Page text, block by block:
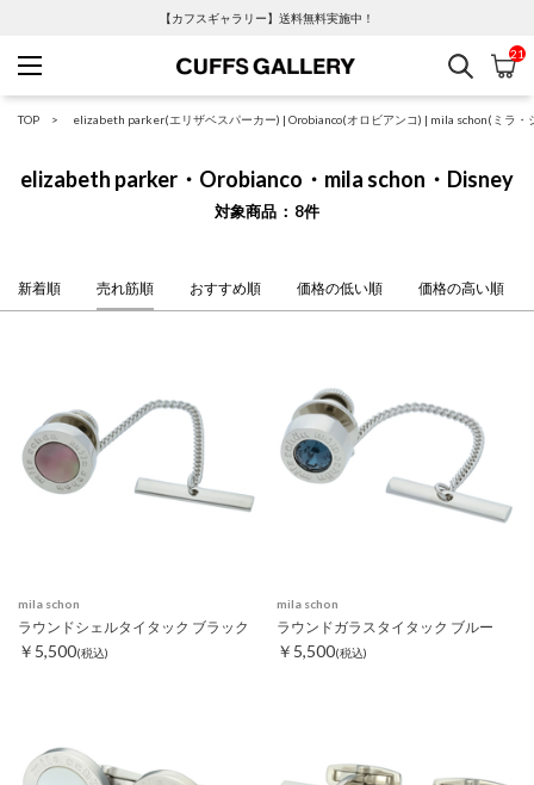
【カフスギャラリー】送料無料実施中！
Cuffs Gallery
検索 カ
21
TOP elizabeth parker(エリザベスパーカー) | Orobianco(オロビアンコ) | mila schon(ミラ・
elizabeth parker・Orobianco・mila schon・Disney
対象商品 8件
新着順 売れ筋順 おすすめ順 価格の低い順 価格の高い順
mila schon
ラウンドシェルタイタック ブラック
￥5,500(税込)
mila schon
ラウンドガラスタイタック ブルー
￥5,500(税込)